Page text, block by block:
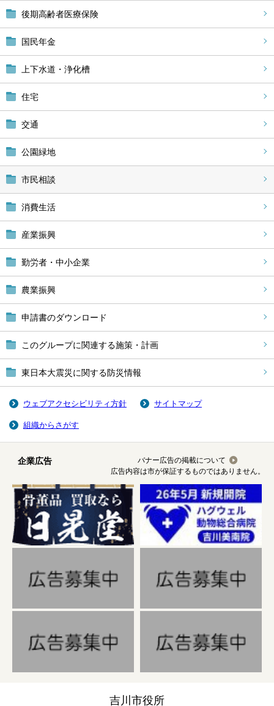
後期高齢者医療保険
国民年金
上下水道・浄化槽
住宅
交通
公園緑地
市民相談
消費生活
産業振興
勤労者・中小企業
農業振興
申請書のダウンロード
このグループに関連する施策・計画
東日本大震災に関する防災情報
ウェブアクセシビリティ方針 サイトマップ
組織からさがす
企業広告
バナー広告の掲載について
広告内容は市が保証するものではありません。
吉川市役所